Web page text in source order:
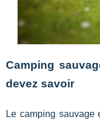
Camping
devez savoir
Le camping